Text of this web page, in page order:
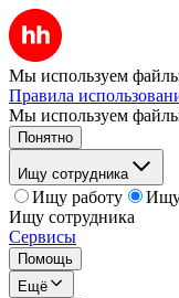
Мы используем файлы
Правила
Мы используем
Понятно
Ищу сотрудника
Ищу работу
Ищу
Ищу сотрудника
Сервисы
Помощь
Ещё